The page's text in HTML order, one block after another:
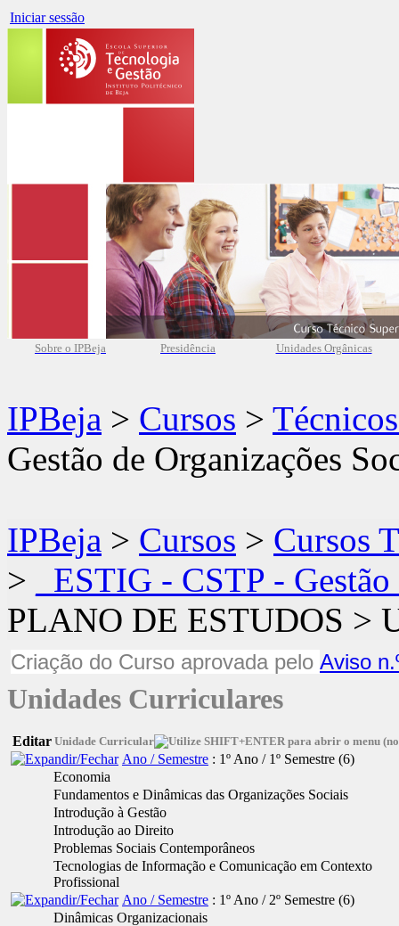
Iniciar sessão
Sobre o IPBeja Presidência Unidades Orgânicas
IPBeja > Cursos >
Gestão de Organizações
IPBeja > Cursos > Cursos
>
_ESTIG - CSTP -
PLANO DE ESTUDOS >
Criação do Curso aprovada pelo Aviso
Unidades Curriculares
Editar Unidade Curricular
Ano / Semestre : 1º Ano / 1º Semestre ‎(6)
Economia
Fundamentos e Dinâmicas das Organizações Sociais
Introdução à Gestão
Introdução ao Direito
Problemas Sociais Contemporâneos
Tecnologias de Informação e Comunicação em Contexto
Profissional
Ano / Semestre : 1º Ano / 2º Semestre ‎(6)
Dinâmicas Organizacionais